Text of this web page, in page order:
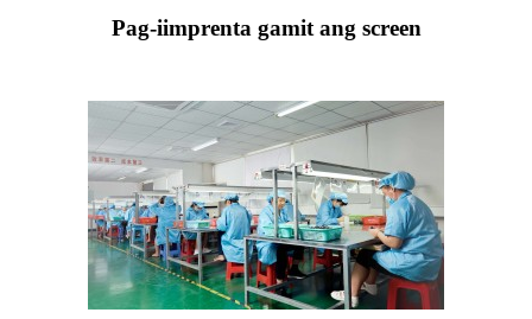
Pag-iimprenta gamit ang screen